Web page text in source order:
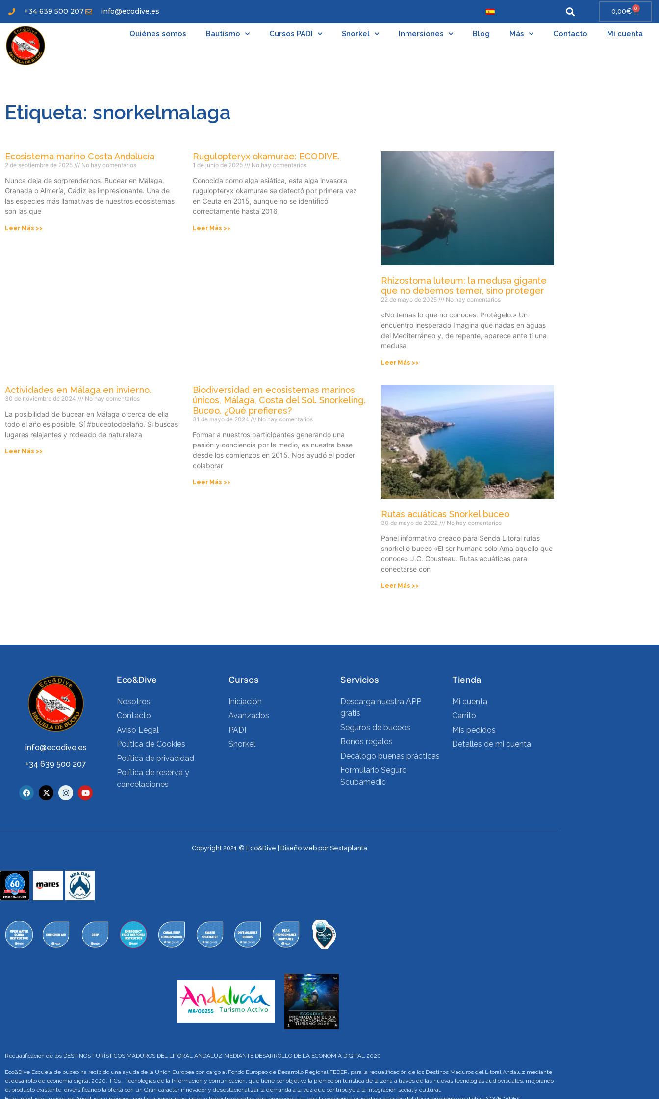
+34 639 500 207 info@ecodive.es 0,00€ 0
Quiénes somos Bautismo Cursos PADI Snorkel Inmersiones Blog Más Contacto Mi cuenta
Etiqueta: snorkelmalaga
Ecosistema marino Costa Andalucía
2 de septiembre de 2025 No hay comentarios
Nunca deja de sorprendernos. Bucear en Málaga,
Granada o Almería, Cádiz es impresionante. Una de
las especies más llamativas de nuestros ecosistemas
son las que
Leer Más >>
Rugulopteryx okamurae: ECODIVE.
1 de junio de 2025 No hay comentarios
Conocida como alga asiática, esta alga invasora
rugulopteryx okamurae se detectó por primera vez
en Ceuta en 2015, aunque no se identificó
correctamente hasta 2016
Leer Más >>
Rhizostoma luteum: la medusa gigante
que no debemos temer, sino proteger
22 de mayo de 2025 No hay comentarios
«No temas lo que no conoces. Protégelo.» Un
encuentro inesperado Imagina que nadas en aguas
del Mediterráneo y, de repente, aparece ante ti una
medusa
Leer Más >>
Actividades en Málaga en invierno.
30 de noviembre de 2024 No hay comentarios
La posibilidad de bucear en Málaga o cerca de ella
todo el año es posible. Sí #buceotodoelaño. Si buscas
lugares relajantes y rodeado de naturaleza
Leer Más >>
Biodiversidad en ecosistemas marinos
únicos, Málaga, Costa del Sol. Snorkeling.
Buceo. ¿Qué prefieres?
31 de mayo de 2024 No hay comentarios
Formar a nuestros participantes generando una
pasión y conciencia por le medio, es nuestra base
desde los comienzos en 2015. Nos ayudó el poder
colaborar
Leer Más >>
Rutas acuáticas Snorkel buceo
30 de mayo de 2022 No hay comentarios
Panel informativo creado para Senda Litoral rutas
snorkel o buceo «El ser humano sólo Ama aquello que
conoce» J.C. Cousteau. Rutas acuáticas para
conectarse con
Leer Más >>
info@ecodive.es
+34 639 500 207
Eco&Dive
Nosotros
Contacto
Aviso Legal
Política de Cookies
Política de privacidad
Política de reserva y
cancelaciones
Cursos
Iniciación
Avanzados
PADI
Snorkel
Servicios
Descarga nuestra APP
gratis
Seguros de buceos
Bonos regalos
Decálogo buenas prácticas
Formulario Seguro
Scubamedic
Tienda
Mi cuenta
Carrito
Mis pedidos
Detalles de mi cuenta
Copyright 2021 © Eco&Dive | Diseño web por Sextaplanta
Recualificación de los DESTINOS TURÍSTICOS MADUROS DEL LITORAL ANDALUZ MEDIANTE DESARROLLO DE LA ECONOMÍA DIGITAL 2020
Eco&Dive Escuela de buceo ha recibido una ayuda de la Unión Europea con cargo al Fondo Europeo de Desarrollo Regional FEDER, para la recualificación de los Destinos Maduros del Litoral Andaluz mediante
el desarrollo de economía digital 2020, TICs , Tecnologías de la Información y comunicación, que tiene por objetivo la promoción turística de la zona a través de las nuevas tecnologías audiovisuales, mejorando
el producto existente, diversificando la oferta con un Gran carácter innovador y desestacionalizar la demanda a la vez que contribuye a la integración social y cultural.